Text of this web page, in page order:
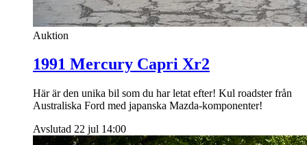
Auktion
1991 Mercury Capri Xr2
Här är den unika bil som du har letat efter! Kul roadster från
Australiska Ford med japanska Mazda-komponenter!
Avslutad 22 jul 14:00